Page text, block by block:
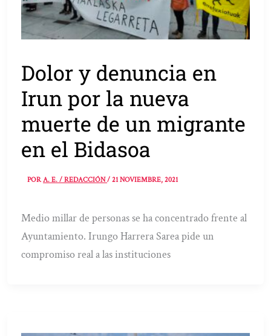
Dolor y denuncia en
Irun por la nueva
muerte de un migrante
en el Bidasoa
PORA. E. / REDACCIÓN/21 NOVIEMBRE, 2021
Medio millar de personas se ha concentrado frente al
Ayuntamiento. Irungo Harrera Sarea pide un
compromiso real a las instituciones